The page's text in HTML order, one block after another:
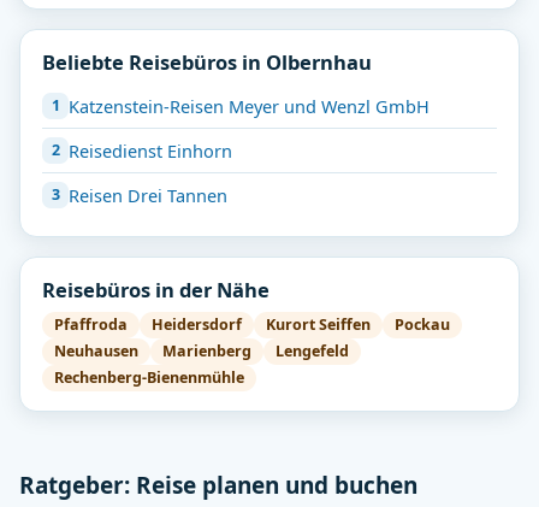
Beliebte Reisebüros in Olbernhau
Katzenstein-Reisen Meyer und Wenzl GmbH
Reisedienst Einhorn
Reisen Drei Tannen
Reisebüros in der Nähe
Pfaffroda Heidersdorf Kurort Seiffen
Pockau
Neuhausen
Marienberg
Lengefeld
Rechenberg-Bienenmühle
Ratgeber: Reise planen und buchen